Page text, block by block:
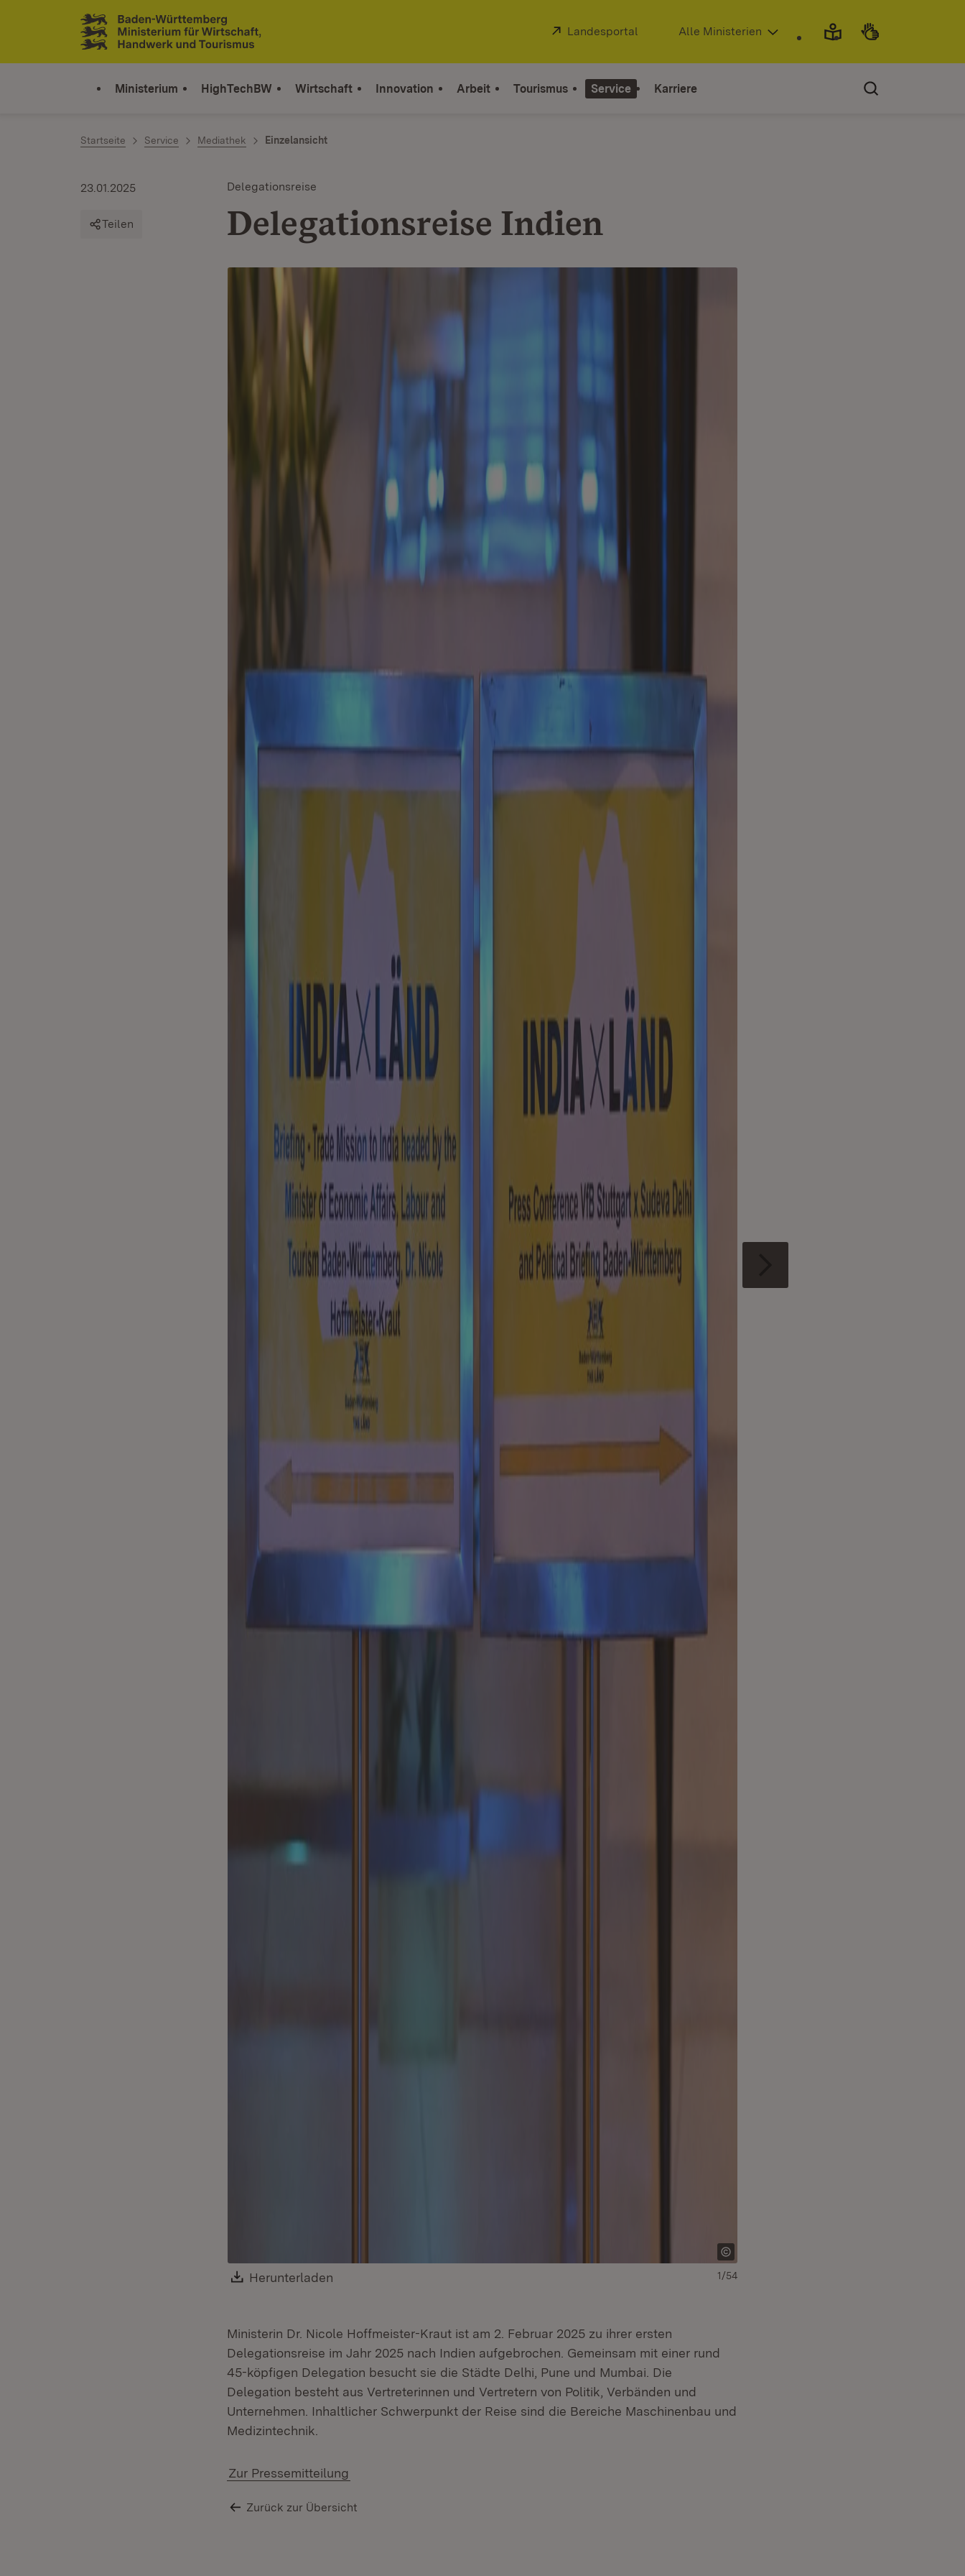
Zum Inhalt springen
Link zur Startseite
Extern:
Landesportal (Öffnet in neuem Fenster)
Alle Ministerien
Ministerium HighTechBW Wirtschaft Innovation Arbeit Tourismus Service Karriere
Startseite Service Mediathek Einzelansicht
Delegationsreise
Delegationsreise Indien
23.01.2025
Teilen
Download:
Herunterladen 1/54
Ministerin Dr. Nicole Hoffmeister-Kraut ist am 2. Februar 2025 zu ihrer ersten
Delegationsreise im Jahr 2025 nach Indien aufgebrochen. Gemeinsam mit einer rund
45-köpfigen Delegation besucht sie die Städte Delhi, Pune und Mumbai. Die
Delegation besteht aus Vertreterinnen und Vertretern von Politik, Verbänden und
Unternehmen. Inhaltlicher Schwerpunkt der Reise sind die Bereiche Maschinenbau und
Medizintechnik.
Zur Pressemitteilung
Zurück zur Übersicht